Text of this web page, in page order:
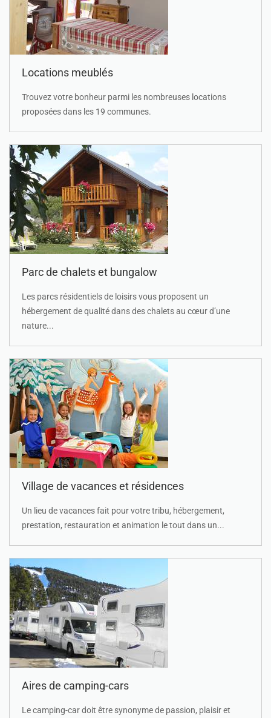
Locations meublés
Trouvez votre bonheur parmi les nombreuses locations
proposées dans les 19 communes.
Parc de chalets et bungalow
Les parcs résidentiels de loisirs vous proposent un
hébergement de qualité dans des chalets au cœur d’une
nature...
Village de vacances et résidences
Un lieu de vacances fait pour votre tribu, hébergement,
prestation, restauration et animation le tout dans un...
Aires de camping-cars
Le camping-car doit être synonyme de passion, plaisir et